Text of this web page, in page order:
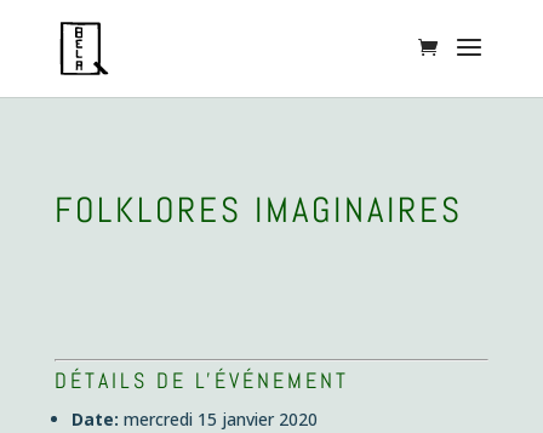
FOLKLORES IMAGINAIRES
DÉTAILS DE L'ÉVÉNEMENT
Date: mercredi 15 janvier 2020